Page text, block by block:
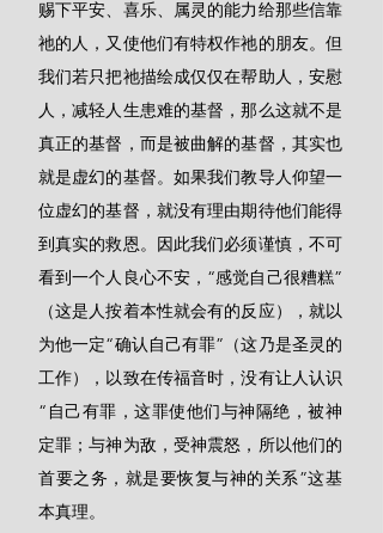
赐下平安、喜乐、属灵的能力给那些信靠
祂的人，又使他们有特权作祂的朋友。但
我们若只把祂描绘成仅仅在帮助人，安慰
人，减轻人生患难的基督，那么这就不是
真正的基督，而是被曲解的基督，其实也
就是虚幻的基督。如果我们教导人仰望一
位虚幻的基督，就没有理由期待他们能得
到真实的救恩。因此我们必须谨慎，不可
看到一个人良心不安，“感觉自己很糟糕”
（这是人按着本性就会有的反应），就以
为他一定“确认自己有罪”（这乃是圣灵的
工作），以致在传福音时，没有让人认识
“自己有罪，这罪使他们与神隔绝，被神
定罪；与神为敌，受神震怒，所以他们的
首要之务，就是要恢复与神的关系”这基
本真理。